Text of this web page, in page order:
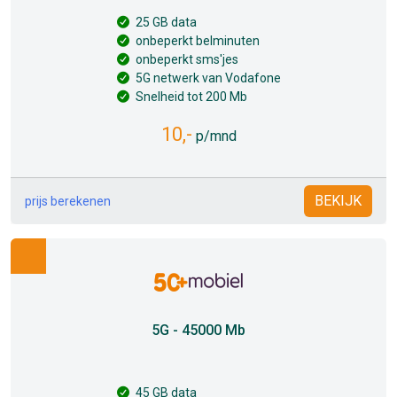
25 GB data
onbeperkt belminuten
onbeperkt sms'jes
5G netwerk van Vodafone
Snelheid tot 200 Mb
10,- p/mnd
prijs berekenen BEKIJK
5G - 45000 Mb
45 GB data